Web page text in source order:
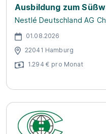
Ausbildung zum
Nestlé Deutschland AG
01.08.2026
22041 Hamburg
1.294 € pro Monat